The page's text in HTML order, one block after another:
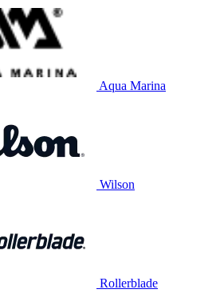
Aqua Marina
Wilson
Rollerblade